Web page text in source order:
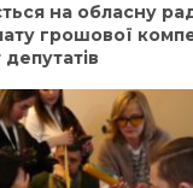
на обласну
грошової